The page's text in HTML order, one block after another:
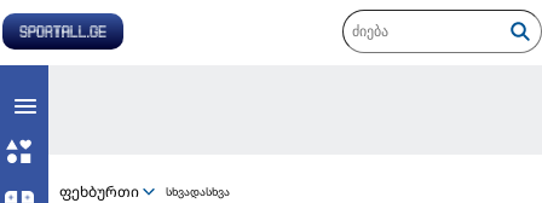
ფეხბურთი სხვადასხვა